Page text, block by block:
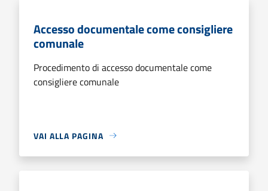
Accesso documentale come consigliere
comunale
Procedimento di accesso documentale come
consigliere comunale
VAI ALLA PAGINA